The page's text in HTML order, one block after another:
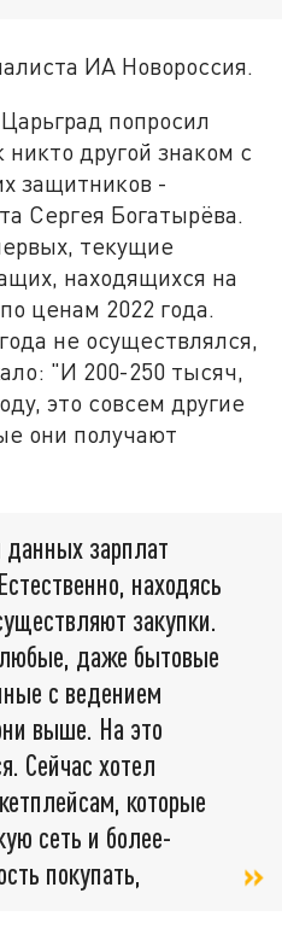
ИА Новороссия.
попросил
другой знаком с
защитников -
Сергея Богатырёва.
текущие
находящихся на
ценам 2022 года.
не осуществлялся,
"И 200-250 тысяч,
это совсем другие
они получают
зарплат
находясь
закупки.
даже бытовые
с ведением
выше. На это
Сейчас хотел
которые
сеть и более-
покупать,